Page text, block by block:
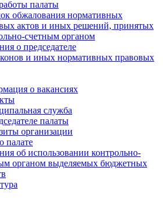
палаты
обжалования нормативных
актов и иных решений, принятых
счетным органом
о председателе
и иных нормативных правовых
о вакансиях
служба
палаты
организации
об использовании контрольно-
органом выделяемых бюджетных